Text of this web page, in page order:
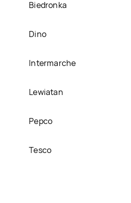
Biedronka
Dino
Intermarche
Lewiatan
Pepco
Tesco